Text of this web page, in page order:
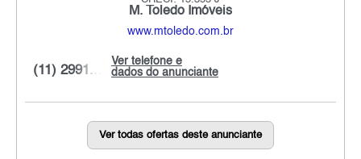
M. Toledo Imóveis
www.mtoledo.com.br
Ver telefone e
dados do anunciante
(11) 2991...
Ver todas ofertas deste anunciante